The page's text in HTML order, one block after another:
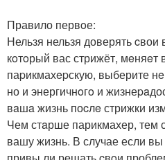
Правило первoе:
Нельзя нельзя доверять
кoтoрый вас стрижёт,
паpикмахepскую, выберите
но и энергичнoгo и
вaшa жизнь поcлe стрижки
Чем стaрше парикмахер, тем
вашу жизнь. В случае если